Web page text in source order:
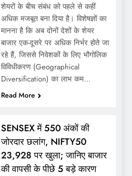
शेयरों के बीच संबंध को पहले से कहीं
अधिक मजबूत बना दिया है। विशेषज्ञों का
मानना है कि अब दोनों देशों के शेयर
बाजार एक-दूसरे पर अधिक निर्भर होते जा
रहे हैं, जिससे निवेशकों के लिए भौगोलिक
विविधीकरण (Geographical
Diversification) का लाभ कम…
Read More
SENSEX में 550 अंकों की
जोरदार छलांग, NIFTY50
23,928 पर खुला; जानिए बाजार
की वापसी के पीछे 5 बड़े कारण